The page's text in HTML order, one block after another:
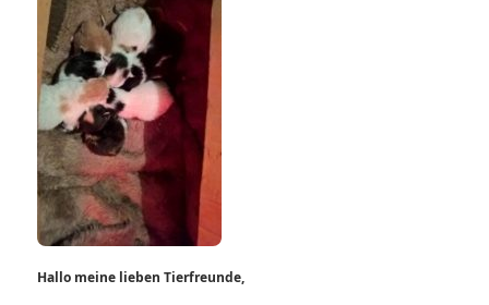
Hallo meine lieben Tierfreunde,